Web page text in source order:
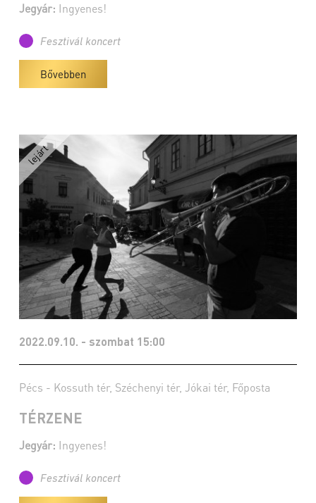
Jegyár: Ingyenes!
Fesztivál koncert
Bővebben
2022.09.10. - szombat 15:00
Pécs - Kossuth tér, Széchenyi tér, Jókai tér, Főposta
TÉRZENE
Jegyár: Ingyenes!
Fesztivál koncert